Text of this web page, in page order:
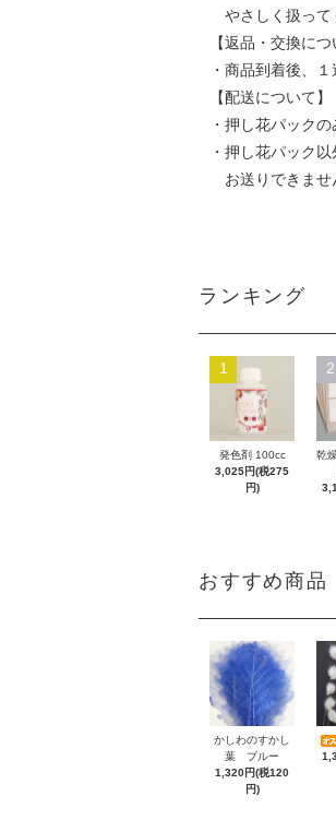
やさしく扱って
【返品・交換につ
・商品到着後、
【配送について】
・押し花パック
・押し花パック
お送りできませ
ランキング
1
発色剤 100cc
3,025円(税275
円)
2
乾
おすすめ商品
かしわのすかし
葉 ブルー
1,320円(税120
円)